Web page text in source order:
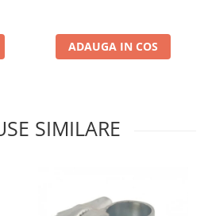
ADAUGA IN COS
SIMILARE